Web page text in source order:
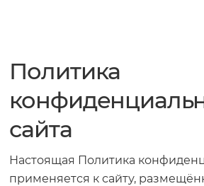
Политика
сайта
Настоящая Политика
применяется к сайту,